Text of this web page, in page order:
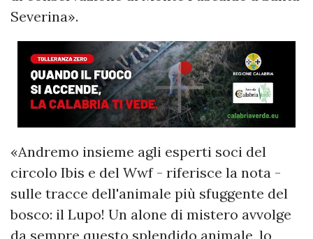
Severina».
«Andremo insieme agli esperti soci del
circolo Ibis e del Wwf - riferisce la nota -
sulle tracce dell'animale più sfuggente del
bosco: il Lupo! Un alone di mistero avvolge
da sempre questo splendido animale, lo